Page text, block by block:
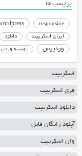
برچسب ها
responsive
ایران اسکریپت دانلود
وردپرس پوسته
اسکریپت
فری اسکریپت
دانلود اسکریپت
آپلود رایگان فایل
وان اسکریپت